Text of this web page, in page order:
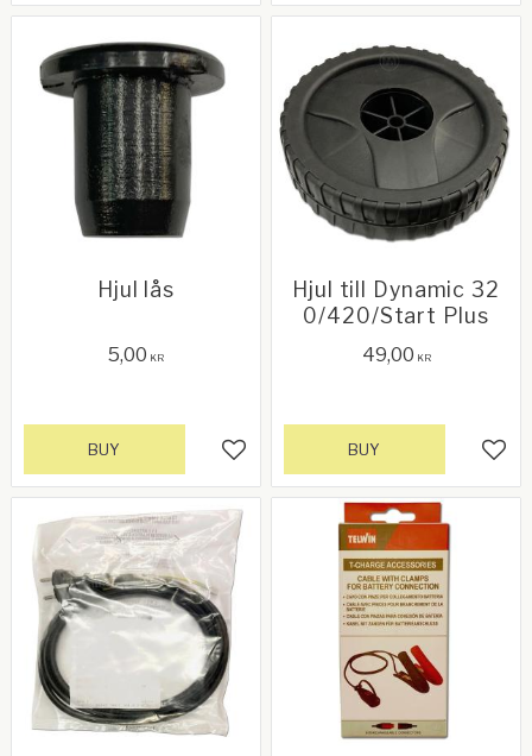
Hjul lås
5,00 KR
Add to favorites
BUY
Hjul till Dynamic 32
0/420/Start Plus
49,00 KR
BUY